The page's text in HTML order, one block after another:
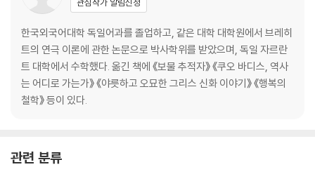
관심작가 알림신청
한국외국어대학 독일어과를 졸업하고, 같은 대학 대학원에서 브레히
트의 연극 이론에 관한 논문으로 박사학위를 받았으며, 독일 자르란
트 대학에서 수학했다. 옮긴 책에 《보물 추적자》 《쿠오 바디스, 역사
는 어디로 가는가》 《야릇하고 오묘한 그리스 신화 이야기》 《행복의
철학》 등이 있다.
관련 분류